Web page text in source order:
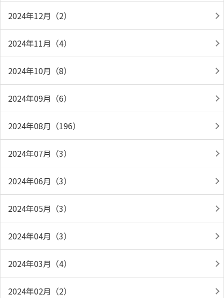
2024年12月（2）
2024年11月（4）
2024年10月（8）
2024年09月（6）
2024年08月（196）
2024年07月（3）
2024年06月（3）
2024年05月（3）
2024年04月（3）
2024年03月（4）
2024年02月（2）